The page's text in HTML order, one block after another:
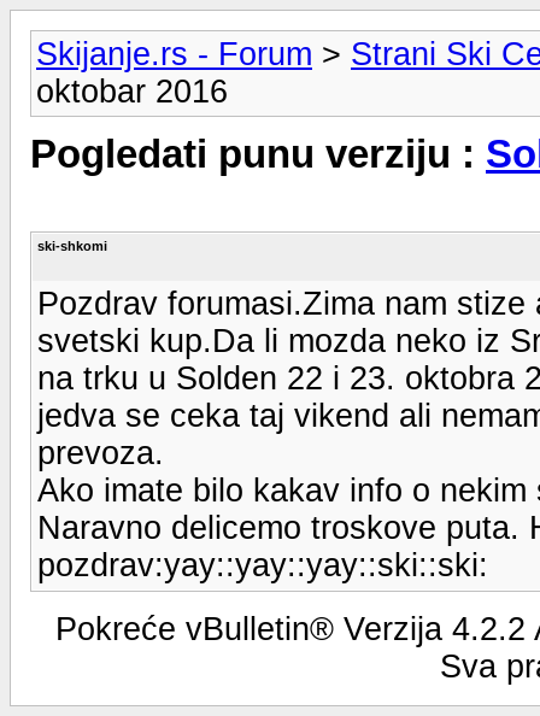
Skijanje.rs - Forum > Strani Ski
oktobar 2016
Pogledati punu verziju :
ski-shkomi
Pozdrav forumasi.Zima nam
svetski kup.Da li mozda neko iz
na trku u Solden 22 i 23. oktobra
jedva se ceka taj vikend ali
prevoza.
Ako imate bilo kakav info o
Naravno delicemo troskove puta.
pozdrav:yay::yay::yay::ski::ski:
Pokreće vBulletin® Verzija
Sva